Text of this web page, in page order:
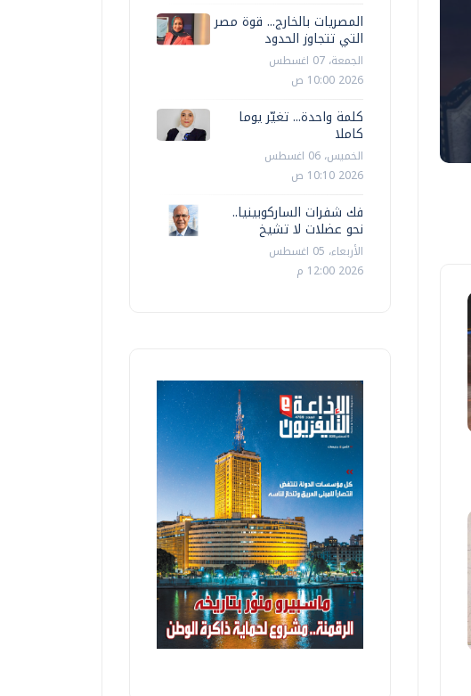
المصريات بالخارج... قوة مصر
التي تتجاوز الحدود
الجمعة، 07 اغسطس
2026 10:00 ص
كلمة واحدة... تغيّر يوما
كاملا
الخميس، 06 اغسطس
2026 10:10 ص
فك شفرات الساركوبينيا..
نحو عضلات لا تشيخ
الأربعاء، 05 اغسطس
2026 12:00 م